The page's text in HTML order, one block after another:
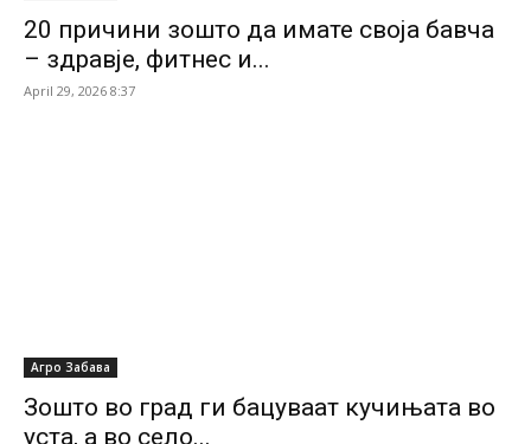
20 причини зошто да имате своја бавча
– здравје, фитнес и...
April 29, 2026 8:37
Агро Забава
Зошто во град ги бацуваат кучињата во
уста, а во село...